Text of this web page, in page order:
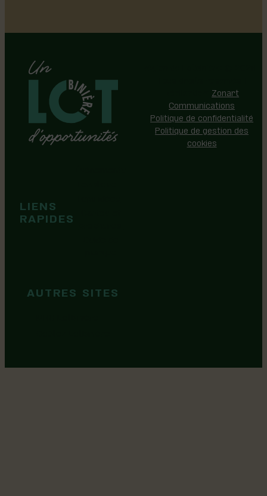
LIENS
RAPIDES
AUTRES SITES
Zonart
Communications
Politique de confidentialité
Politique de gestion des
cookies